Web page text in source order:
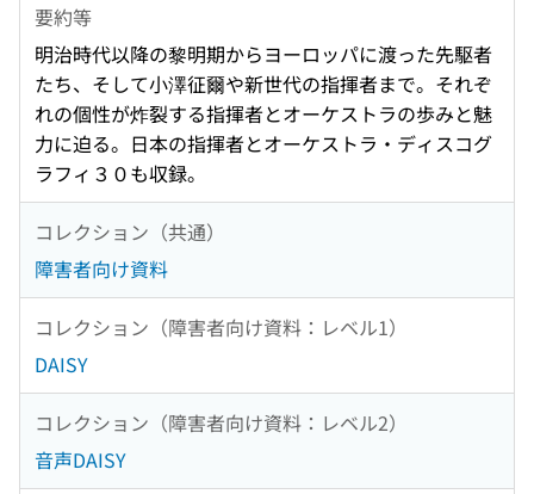
要約等
明治時代以降の黎明期からヨーロッパに渡った先駆者
たち、そして小澤征爾や新世代の指揮者まで。それぞ
れの個性が炸裂する指揮者とオーケストラの歩みと魅
力に迫る。日本の指揮者とオーケストラ・ディスコグ
ラフィ３０も収録。
コレクション（共通）
障害者向け資料
コレクション（障害者向け資料：レベル1）
DAISY
コレクション（障害者向け資料：レベル2）
音声DAISY